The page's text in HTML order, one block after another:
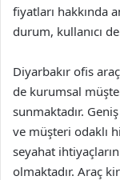
fiyatları hakkında
durum, kullanıcı
Diyarbakır ofis
de kurumsal
sunmaktadır.
ve müşteri odaklı
seyahat
olmaktadır. Araç